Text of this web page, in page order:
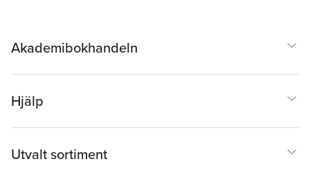
Akademibokhandeln
Hjälp
Utvalt sortiment